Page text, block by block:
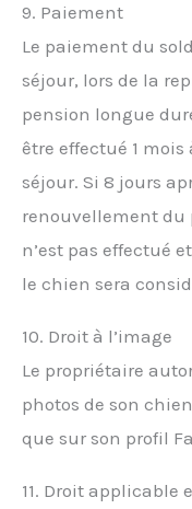
9. Paiement
Le paiement du
séjour, lors de la
pension longue
être effectué 1
séjour. Si 8 jours
renouvellement du
n’est pas effectué
le chien sera
10. Droit à l’image
Le propriétaire
photos de son
que sur son profil
11. Droit applicable